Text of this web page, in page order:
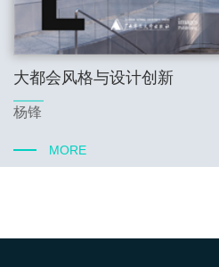
大都会风格与设计创新
杨锋
MORE